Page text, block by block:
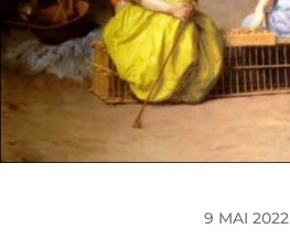
9 MAI 2022